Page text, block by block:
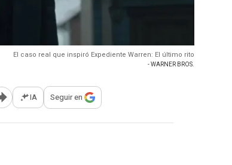
El caso real que inspiró Expediente Warren: El último rito
- WARNER BROS.
Abrir opciones para compartir
IA Seguir en